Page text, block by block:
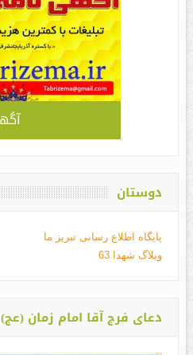
دوستان
پایگاه اطلاع رسانی تبریز ما
وبلاگ شهدا 63
دعای فرج آقا امام زمان (عج)